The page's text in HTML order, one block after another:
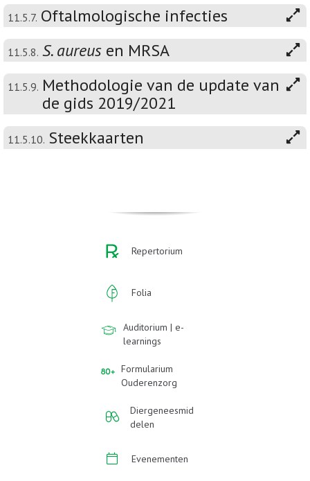
11.5.7. Oftalmologische infecties
11.5.8. S. aureus en MRSA
11.5.9. Methodologie van de update van
de gids 2019/2021
11.5.10. Steekkaarten
Repertorium
Folia
Auditorium | e-
learnings
Formularium
Ouderenzorg
Diergeneesmid
delen
Evenementen